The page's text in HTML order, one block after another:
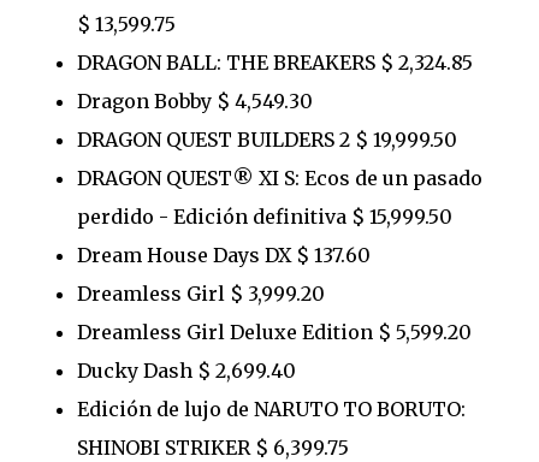
$ 13,599.75
DRAGON BALL: THE BREAKERS $ 2,324.85
Dragon Bobby $ 4,549.30
DRAGON QUEST BUILDERS 2 $ 19,999.50
DRAGON QUEST® XI S: Ecos de un pasado
perdido - Edición definitiva $ 15,999.50
Dream House Days DX $ 137.60
Dreamless Girl $ 3,999.20
Dreamless Girl Deluxe Edition $ 5,599.20
Ducky Dash $ 2,699.40
Edición de lujo de NARUTO TO BORUTO:
SHINOBI STRIKER $ 6,399.75